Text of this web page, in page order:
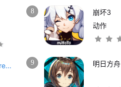
8
崩坏3
动作
9 明日方舟